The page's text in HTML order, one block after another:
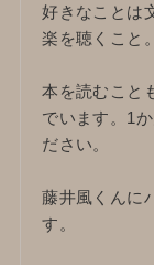
好きなことは
楽を聴くこと
本を読むこと
でいます。1
ださい。
藤井風くんに
す。